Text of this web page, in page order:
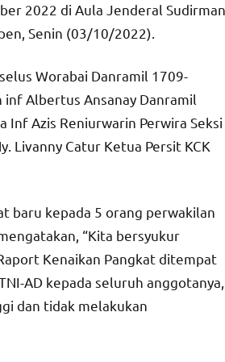
2022 di Aula Jenderal Sudirman
Senin (03/10/2022).
Worabai Danramil 1709-
Albertus Ansanay Danramil
Azis Reniurwarin Perwira Seksi
Livanny Catur Ketua Persit KCK
baru kepada 5 orang perwakilan
“Kita bersyukur
Kenaikan Pangkat ditempat
AD kepada seluruh anggotanya,
dan tidak melakukan